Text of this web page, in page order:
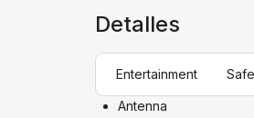
Detalles
Entertainment
Antenna